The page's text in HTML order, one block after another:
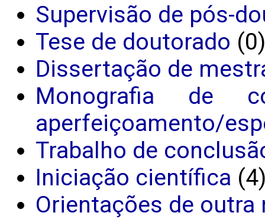
Supervisão de pós-
Tese de doutorado (0)
Dissertação de
Monografia de
aperfeiçoamento/
Trabalho de
Iniciação científica
Orientações de outra